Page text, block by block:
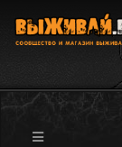
Информация
Магазин